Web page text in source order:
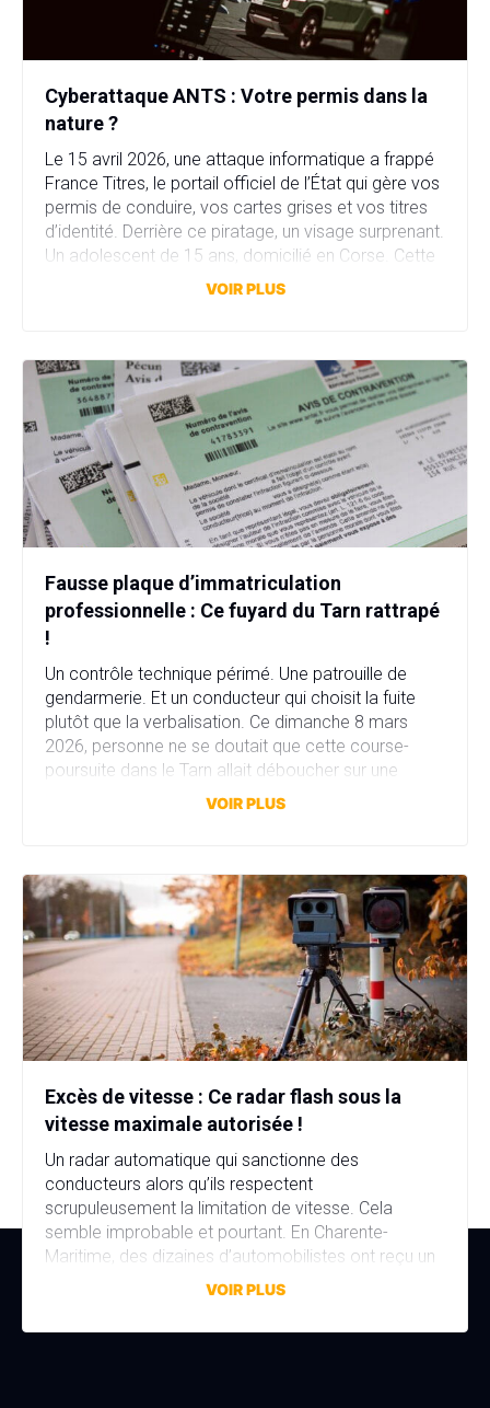
Cyberattaque ANTS : Votre permis dans la
nature ?
Le 15 avril 2026, une attaque informatique a frappé
France Titres, le portail officiel de l’État qui gère vos
permis de conduire, vos cartes grises et vos titres
d’identité. Derrière ce piratage, un visage surprenant.
Un adolescent de 15 ans, domicilié en Corse. Cette
attaque a compromis plus de 11,7 millions comptes
VOIR PLUS
Fausse plaque d’immatriculation
professionnelle : Ce fuyard du Tarn rattrapé
!
Un contrôle technique périmé. Une patrouille de
gendarmerie. Et un conducteur qui choisit la fuite
plutôt que la verbalisation. Ce dimanche 8 mars
2026, personne ne se doutait que cette course-
poursuite dans le Tarn allait déboucher sur une
affaire bien plus sérieuse que prévu. Fausse plaque
VOIR PLUS
Excès de vitesse : Ce radar flash sous la
vitesse maximale autorisée !
Un radar automatique qui sanctionne des
conducteurs alors qu’ils respectent
scrupuleusement la limitation de vitesse. Cela
semble improbable et pourtant. En Charente-
Maritime, des dizaines d’automobilistes ont reçu un
avis de contravention alors qu’ils n’avaient commis
discrète mais aux conséquences bien réelles. Une
VOIR PLUS